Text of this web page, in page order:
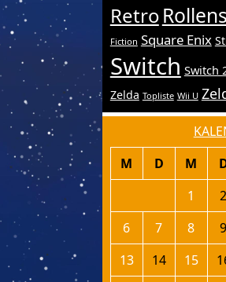
Retro
Fiction Square Enix
Switch Switch
Zelda Topliste Wii U
M D M
1
2
6
7 8 9
13
14 15